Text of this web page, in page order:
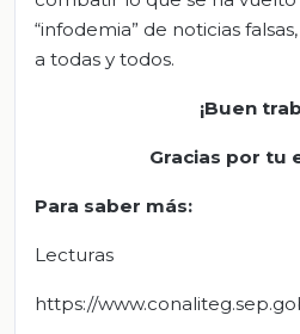
“infodemia” de noticias
a todas y todos.
¡Buen
Gracias por tu
Para saber más:
Lecturas
https://